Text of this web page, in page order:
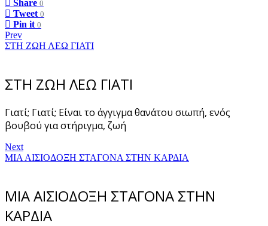
Share 0
Tweet 0
Pin it 0
Prev
ΣΤΗ ΖΩΗ ΛΕΩ ΓΙΑΤΙ
ΣΤΗ ΖΩΗ ΛΕΩ ΓΙΑΤΙ
Γιατί; Γιατί; Είναι το άγγιγμα θανάτου σιωπή, ενός
βουβού για στήριγμα, ζωή
Next
ΜΙΑ ΑΙΣΙΟΔΟΞΗ ΣΤΑΓΟΝΑ ΣΤΗΝ ΚΑΡΔΙΑ
ΜΙΑ ΑΙΣΙΟΔΟΞΗ ΣΤΑΓΟΝΑ ΣΤΗΝ
ΚΑΡΔΙΑ